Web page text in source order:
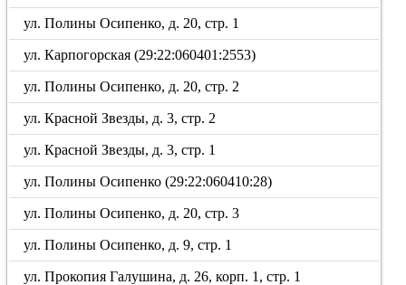
ул. Полины Осипенко, д. 20, стр. 1
ул. Карпогорская (29:22:060401:2553)
ул. Полины Осипенко, д. 20, стр. 2
ул. Красной Звезды, д. 3, стр. 2
ул. Красной Звезды, д. 3, стр. 1
ул. Полины Осипенко (29:22:060410:28)
ул. Полины Осипенко, д. 20, стр. 3
ул. Полины Осипенко, д. 9, стр. 1
ул. Прокопия Галушина, д. 26, корп. 1, стр. 1